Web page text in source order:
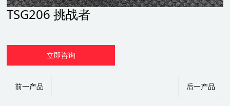
TSG206 挑战者
立即咨询
前一产品 后一产品